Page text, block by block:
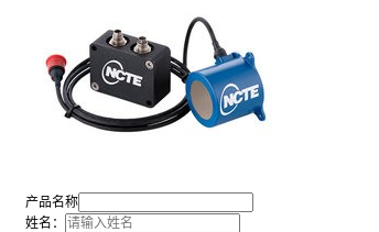
产品名称
姓名：